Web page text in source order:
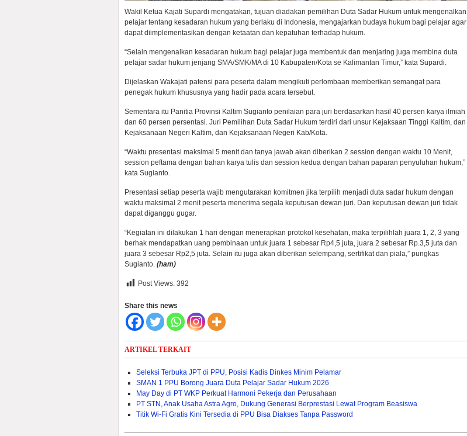
Wakil Ketua Kajati Supardi mengatakan, tujuan diadakan pemilihan Duta Sadar Hukum untuk mengenalkan
pelajar tentang kesadaran hukum yang berlaku di Indonesia, mengajarkan budaya hukum bagi pelajar agar
dapat diimplementasikan dengan ketaatan dan kepatuhan terhadap hukum.
“Selain mengenalkan kesadaran hukum bagi pelajar juga membentuk dan menjaring juga membina duta
pelajar sadar hukum jenjang SMA/SMK/MA di 10 Kabupaten/Kota se Kalimantan Timur,” kata Supardi.
Dijelaskan Wakajati patensi para peserta dalam mengikuti perlombaan memberikan semangat para
penegak hukum khususnya yang hadir pada acara tersebut.
Sementara itu Panitia Provinsi Kaltim Sugianto penilaian para juri berdasarkan hasil 40 persen karya ilmiah
dan 60 persen persentasi. Juri Pemilihan Duta Sadar Hukum terdiri dari unsur Kejaksaan Tinggi Kaltim, dan
Kejaksanaan Negeri Kaltim, dan Kejaksanaan Negeri Kab/Kota.
“Waktu presentasi maksimal 5 menit dan tanya jawab akan diberikan 2 session dengan waktu 10 Menit,
session peftama dengan bahan karya tulis dan session kedua dengan bahan paparan penyuluhan hukum,”
kata Sugianto.
Presentasi setiap peserta wajib mengutarakan komitmen jika terpilih menjadi duta sadar hukum dengan
waktu maksimal 2 menit peserta menerima segala keputusan dewan juri. Dan keputusan dewan juri tidak
dapat diganggu gugar.
“Kegiatan ini dilakukan 1 hari dengan menerapkan protokol kesehatan, maka terpilihlah juara 1, 2, 3 yang
berhak mendapatkan uang pembinaan untuk juara 1 sebesar Rp4,5 juta, juara 2 sebesar Rp.3,5 juta dan
juara 3 sebesar Rp2,5 juta. Selain itu juga akan diberikan selempang, sertifikat dan piala,” pungkas
Sugianto. (ham)
Post Views: 392
Share this news
ARTIKEL TERKAIT
Seleksi Terbuka JPT di PPU, Posisi Kadis Dinkes Minim Pelamar
SMAN 1 PPU Borong Juara Duta Pelajar Sadar Hukum 2026
May Day di PT WKP Perkuat Harmoni Pekerja dan Perusahaan
PT STN, Anak Usaha Astra Agro, Dukung Generasi Berprestasi Lewat Program Beasiswa
Titik Wi-Fi Gratis Kini Tersedia di PPU Bisa Diakses Tanpa Password